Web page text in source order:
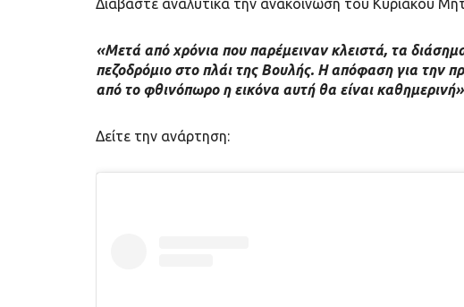
Διαβάστε αναλυτικά την ανακοίνωση του Κυριάκου
«Μετά από χρόνια που παρέμειναν κλειστά, τα
πεζοδρόμιο στο πλάι της Βουλής. Η απόφαση για την
από το φθινόπωρο η εικόνα αυτή θα είναι καθημερινή»
Δείτε την ανάρτηση: